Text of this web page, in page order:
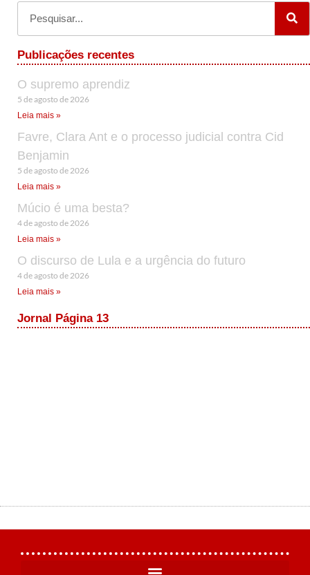
Publicações recentes
O supremo aprendiz
5 de agosto de 2026
Leia mais »
Favre, Clara Ant e o processo judicial contra Cid
Benjamin
5 de agosto de 2026
Leia mais »
Múcio é uma besta?
4 de agosto de 2026
Leia mais »
O discurso de Lula e a urgência do futuro
4 de agosto de 2026
Leia mais »
Jornal Página 13